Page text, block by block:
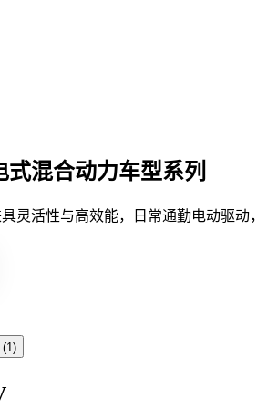
混合动力车型系列
灵活性与高效能，日常通勤电动驱动
(1 )